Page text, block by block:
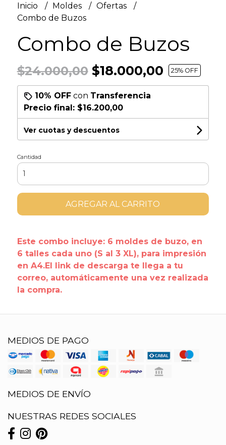
Inicio Moldes
Ofertas
Combo de Buzos
Combo de Buzos
$24.000,00$18.000,00 25% OFF
10% OFFcon Transferencia
Precio final: $16.200,00
Ver cuotas y descuentos
Cantidad
AGREGAR AL CARRITO
Este combo incluye: 6 moldes de buzo, en
6 talles cada uno (S al 3 XL), para impresión
en A4.El link de descarga te llega a tu
correo, automáticamente una vez realizada
la compra.
MEDIOS DE PAGO
MEDIOS DE ENVÍO
NUESTRAS REDES SOCIALES